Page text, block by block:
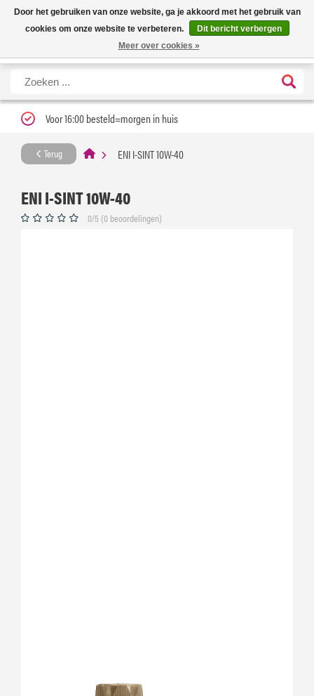
Nieuwe levertijd: 1 tot 3 werkdagen | Nu 25% korting op gehele assortiment
Carfume met kortingscode ''verfrissend''
X
Voor 16:00 besteld=morgen in huis
Terug ENI I-SINT 10W-40
ENI I-SINT 10W-40
0/5 (0 beoordelingen)
Door het gebruiken van onze website, ga je akkoord met het gebruik van
cookies om onze website te verbeteren.
Dit bericht verbergen
Meer over cookies »